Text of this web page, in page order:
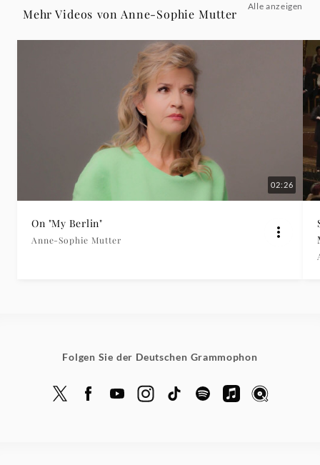
Grammophon
Mehr Videos von Anne-Sophie Mutter
Alle anzeigen
02:26
On "My Berlin"
Anne-Sophie Mutter
Folgen Sie der Deutschen Grammophon